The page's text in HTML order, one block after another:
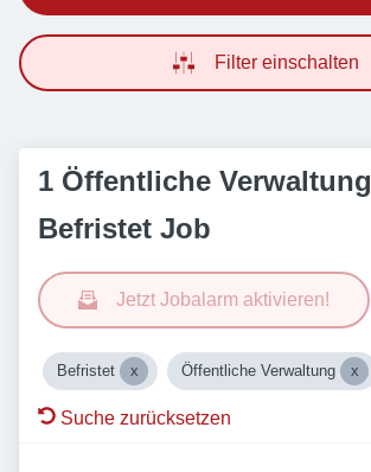
Filter einschalten
1 Öffentliche Verwaltung
Befristet Job
Jetzt Jobalarm aktivieren!
Befristet Öffentliche Verwaltung
Suche zurücksetzen